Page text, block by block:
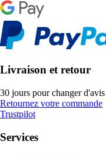
Livraison et retour
30 jours pour changer d'avis
Retournez votre commande
Trustpilot
Services